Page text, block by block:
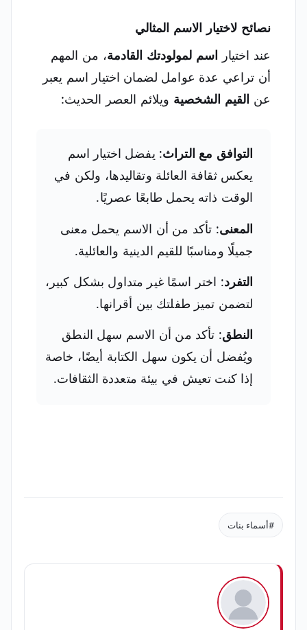
نصائح لاختيار الاسم المثالي
عند اختيار اسم لمولودتك القادمة، من المهم
أن تراعي عدة عوامل لضمان اختيار اسم يعبر
عن القيم الشخصية ويلائم العصر الحديث:
التوافق مع التراث: يفضل اختيار اسم
يعكس ثقافة العائلة وتقاليدها، ولكن في
الوقت ذاته يحمل طابعًا عصريًا.
المعنى: تأكد من أن الاسم يحمل معنى
جميلًا ومناسبًا للقيم الدينية والعائلية.
التفرد: اختر اسمًا غير متداول بشكل كبير،
لتضمن تميز طفلتك بين أقرانها.
النطق: تأكد من أن الاسم سهل النطق
ويُفضل أن يكون سهل الكتابة أيضًا، خاصة
إذا كنت تعيش في بيئة متعددة الثقافات.
#أسماء بنات